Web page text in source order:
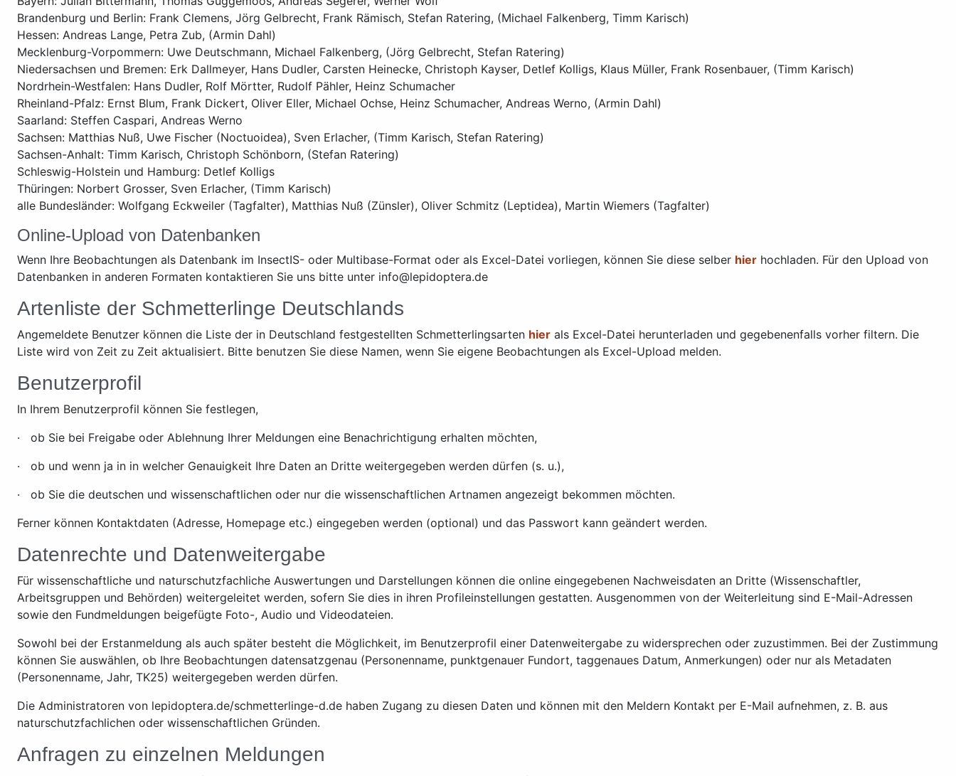
Brandenburg und Berlin: Frank Clemens, Jörg Gelbrecht, Frank Rämisch, Stefan Ratering, (Michael Falkenberg, Timm Karisch)
Hessen: Andreas Lange, Petra Zub, (Armin Dahl)
Mecklenburg-Vorpommern: Uwe Deutschmann, Michael Falkenberg, (Jörg Gelbrecht, Stefan Ratering)
Niedersachsen und Bremen: Erk Dallmeyer, Hans Dudler, Carsten Heinecke, Christoph Kayser, Detlef Kolligs, Klaus Müller, Frank Rosenbauer, (Timm Karisch)
Nordrhein-Westfalen: Hans Dudler, Rolf Mörtter, Rudolf Pähler, Heinz Schumacher
Rheinland-Pfalz: Ernst Blum, Frank Dickert, Oliver Eller, Michael Ochse, Heinz Schumacher, Andreas Werno, (Armin Dahl)
Saarland: Steffen Caspari, Andreas Werno
Sachsen: Matthias Nuß, Uwe Fischer (Noctuoidea), Sven Erlacher, (Timm Karisch, Stefan Ratering)
Sachsen-Anhalt: Timm Karisch, Christoph Schönborn, (Stefan Ratering)
Schleswig-Holstein und Hamburg: Detlef Kolligs
Thüringen: Norbert Grosser, Sven Erlacher, (Timm Karisch)
alle Bundesländer: Wolfgang Eckweiler (Tagfalter), Matthias Nuß (Zünsler), Oliver Schmitz (Leptidea), Martin Wiemers (Tagfalter)
Online-Upload von Datenbanken
Wenn Ihre Beobachtungen als Datenbank im InsectIS- oder Multibase-Format oder als Excel-Datei vorliegen, können Sie diese selber hier hochladen. Für den Upload von
Datenbanken in anderen Formaten kontaktieren Sie uns bitte unter info@lepidoptera.de
Artenliste der Schmetterlinge Deutschlands
Angemeldete Benutzer können die Liste der in Deutschland festgestellten Schmetterlingsarten hier als Excel-Datei herunterladen und gegebenenfalls vorher filtern. Die
Liste wird von Zeit zu Zeit aktualisiert. Bitte benutzen Sie diese Namen, wenn Sie eigene Beobachtungen als Excel-Upload melden.
Benutzerprofil
In Ihrem Benutzerprofil können Sie festlegen,
· ob Sie bei Freigabe oder Ablehnung Ihrer Meldungen eine Benachrichtigung erhalten möchten,
· ob und wenn ja in in welcher Genauigkeit Ihre Daten an Dritte weitergegeben werden dürfen (s. u.),
· ob Sie die deutschen und wissenschaftlichen oder nur die wissenschaftlichen Artnamen angezeigt bekommen möchten.
Ferner können Kontaktdaten (Adresse, Homepage etc.) eingegeben werden (optional) und das Passwort kann geändert werden.
Datenrechte und Datenweitergabe
Für wissenschaftliche und naturschutzfachliche Auswertungen und Darstellungen können die online eingegebenen Nachweisdaten an Dritte (Wissenschaftler,
Arbeitsgruppen und Behörden) weitergeleitet werden, sofern Sie dies in ihren Profileinstellungen gestatten. Ausgenommen von der Weiterleitung sind E-Mail-Adressen
sowie den Fundmeldungen beigefügte Foto-, Audio und Videodateien.
Sowohl bei der Erstanmeldung als auch später besteht die Möglichkeit, im Benutzerprofil einer Datenweitergabe zu widersprechen oder zuzustimmen. Bei der Zustimmung
können Sie auswählen, ob Ihre Beobachtungen datensatzgenau (Personenname, punktgenauer Fundort, taggenaues Datum, Anmerkungen) oder nur als Metadaten
(Personenname, Jahr, TK25) weitergegeben werden dürfen.
Die Administratoren von lepidoptera.de/schmetterlinge-d.de haben Zugang zu diesen Daten und können mit den Meldern Kontakt per E-Mail aufnehmen, z. B. aus
naturschutzfachlichen oder wissenschaftlichen Gründen.
Anfragen zu einzelnen Meldungen